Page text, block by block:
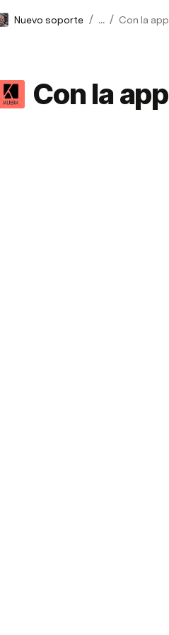
Nuevo soporte / ... / Con la app
Con la app